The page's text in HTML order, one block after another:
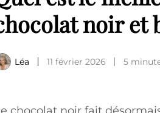
noir et
Léa 11 février 2026 5
chocolat noir fait